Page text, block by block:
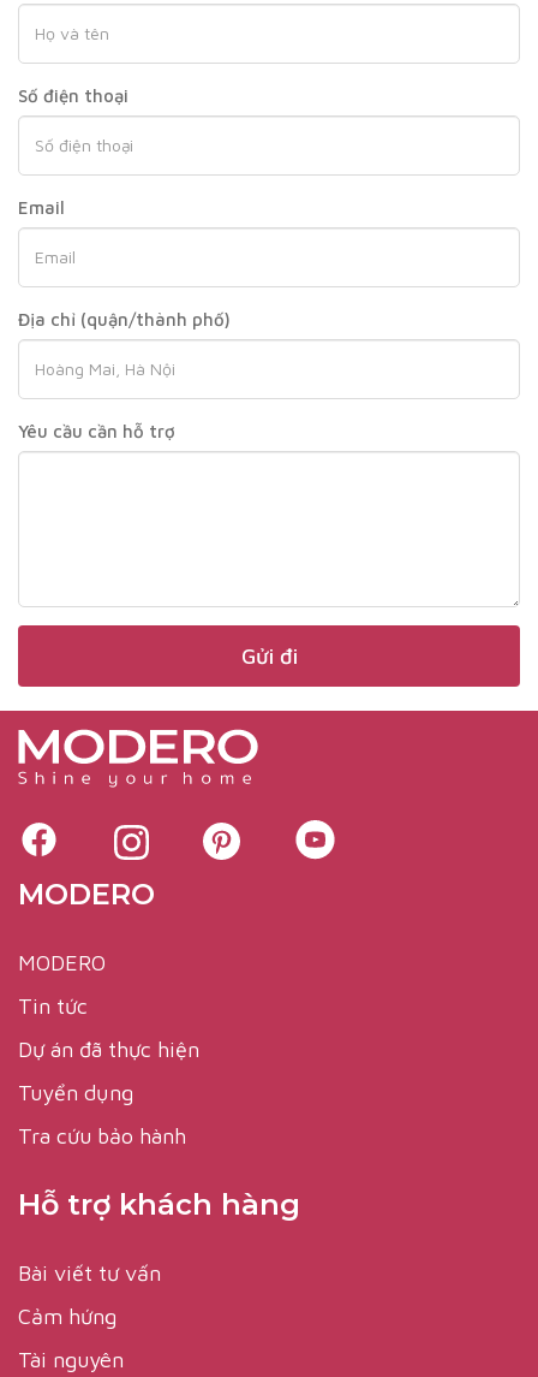
Số điện thoại
Email
Địa chỉ (quận/thành phố)
Yêu cầu cần hỗ trợ
MODERO
MODERO
Tin tức
Dự án đã thực hiện
Tuyển dụng
Tra cứu bảo hành
Hỗ trợ khách hàng
Bài viết tư vấn
Cảm hứng
Tài nguyên